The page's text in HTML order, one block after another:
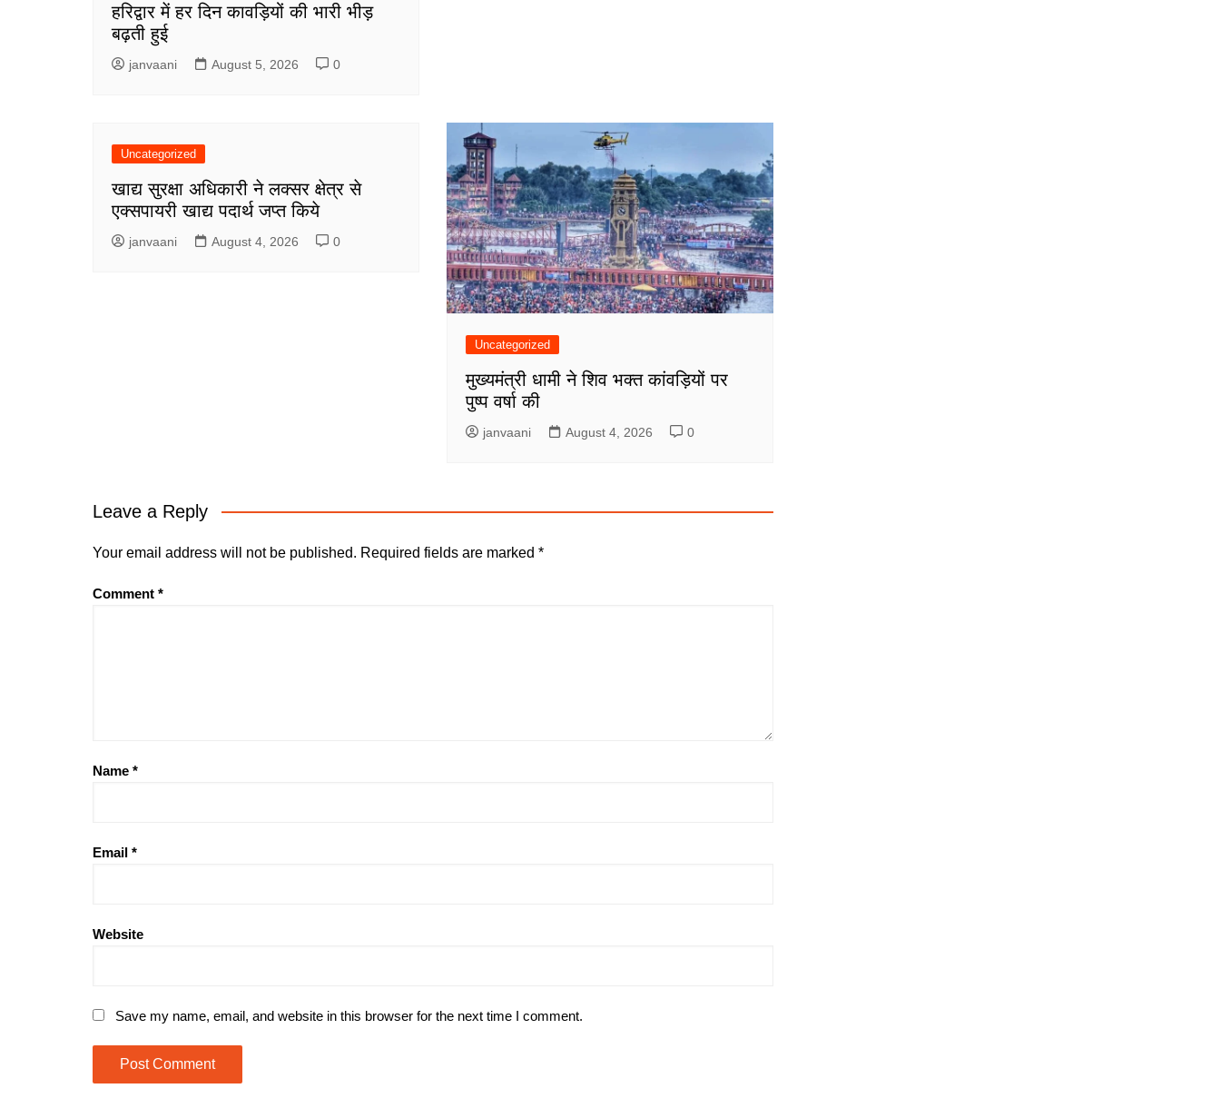
हरिद्वार में हर दिन कावड़ियों की भारी भीड़
बढ़ती हुई
janvaani August 5, 2026 0
Uncategorized
खाद्य सुरक्षा अधिकारी ने लक्सर क्षेत्र से
एक्सपायरी खाद्य पदार्थ जप्त किये
janvaani August 4, 2026 0
Uncategorized
मुख्यमंत्री धामी ने शिव भक्त कांवड़ियों पर
पुष्प वर्षा की
janvaani August 4, 2026 0
Leave a Reply
Your email address will not be published. Required fields are marked *
Comment *
Name *
Email *
Website
Save my name, email, and website in this browser for the next time I comment.